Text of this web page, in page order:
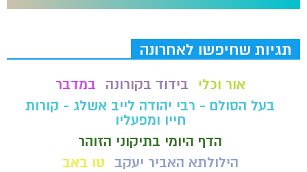
תגיות שחיפשו לאחרונה
אור וכלי בידוד בקורונה
במדבר
בעל הסולם - רבי יהודה לייב אשלג - קורות
חייו ומפעליו
הדף היומי בתיקוני הזוהר
הילולתא האביר יעקב
טו באב